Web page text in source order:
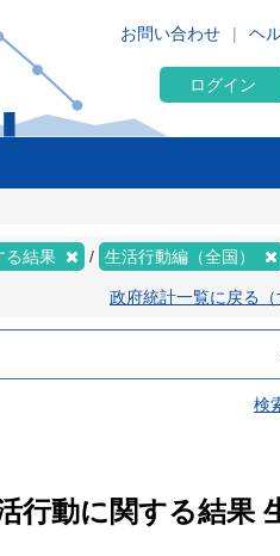
お問い合わせ ヘ
ログイン
る結果 生活行動編（全国）
政府統計一覧に戻る（
検
行動に関する結果